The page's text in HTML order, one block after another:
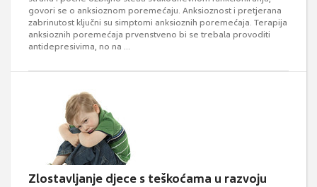
govori se o anksioznom poremećaju. Anksioznost i pretjerana
zabrinutost ključni su simptomi anksioznih poremećaja. Terapija
anksioznih poremećaja prvenstveno bi se trebala provoditi
antidepresivima, no na ...
Zlostavljanje djece s teškoćama u razvoju